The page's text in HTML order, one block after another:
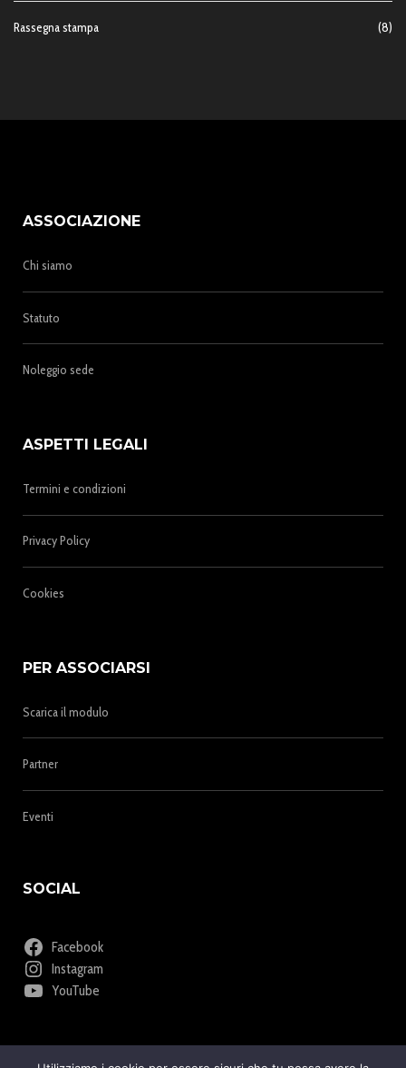
Rassegna stampa (8)
ASSOCIAZIONE
Chi siamo
Statuto
Noleggio sede
ASPETTI LEGALI
Termini e condizioni
Privacy Policy
Cookies
PER ASSOCIARSI
Scarica il modulo
Partner
Eventi
SOCIAL
Facebook
Instagram
YouTube